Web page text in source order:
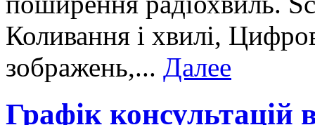
Коливання і хвилі,
зображень,... Далее
Графік консультацій